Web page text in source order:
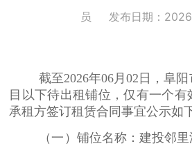
员
发布日期：
截至2026年06月02日，阜
目以下待出租铺位，仅有一个
承租方签订租赁合同事宜公示如
（一）铺位名称：建投邻